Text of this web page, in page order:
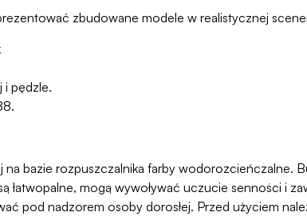
zbudowane modele w realistycznej
i pędzle.
bazie rozpuszczalnika farby wodorozcieńczalne.
mogą wywoływać uczucie senności i
pod nadzorem osoby dorosłej. Przed użyciem